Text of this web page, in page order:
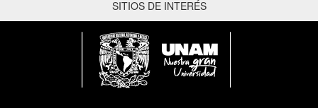
SITIOS DE INTERÉS